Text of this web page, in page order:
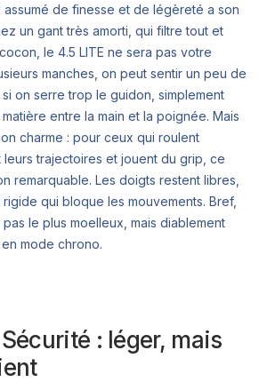
de finesse et de légèreté a son
un gant très amorti, qui filtre tout et
le 4.5 LITE ne sera pas votre
manches, on peut sentir un peu de
on serre trop le guidon, simplement
entre la main et la poignée. Mais
charme : pour ceux qui roulent
trajectoires et jouent du grip, ce
remarquable. Les doigts restent libres,
qui bloque les mouvements. Bref,
le plus moelleux, mais diablement
mode chrono.
: léger, mais